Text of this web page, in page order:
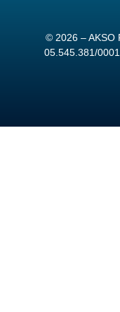
© 2026 – AKSO
05.545.381/